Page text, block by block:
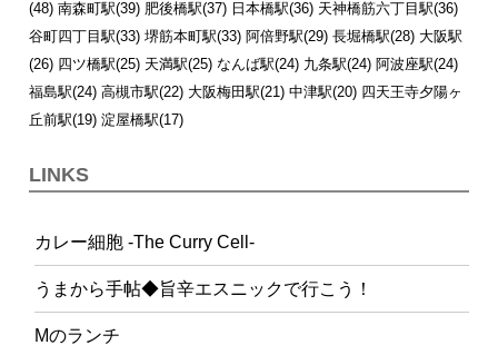
(48) 南森町駅(39) 肥後橋駅(37) 日本橋駅(36) 天神橋筋六丁目駅(36)
谷町四丁目駅(33) 堺筋本町駅(33) 阿倍野駅(29) 長堀橋駅(28) 大阪駅
(26) 四ツ橋駅(25) 天満駅(25) なんば駅(24) 九条駅(24) 阿波座駅(24)
福島駅(24) 高槻市駅(22) 大阪梅田駅(21) 中津駅(20) 四天王寺夕陽ヶ
丘前駅(19) 淀屋橋駅(17)
LINKS
カレー細胞 -The Curry Cell-
うまから手帖◆旨辛エスニックで行こう！
Mのランチ